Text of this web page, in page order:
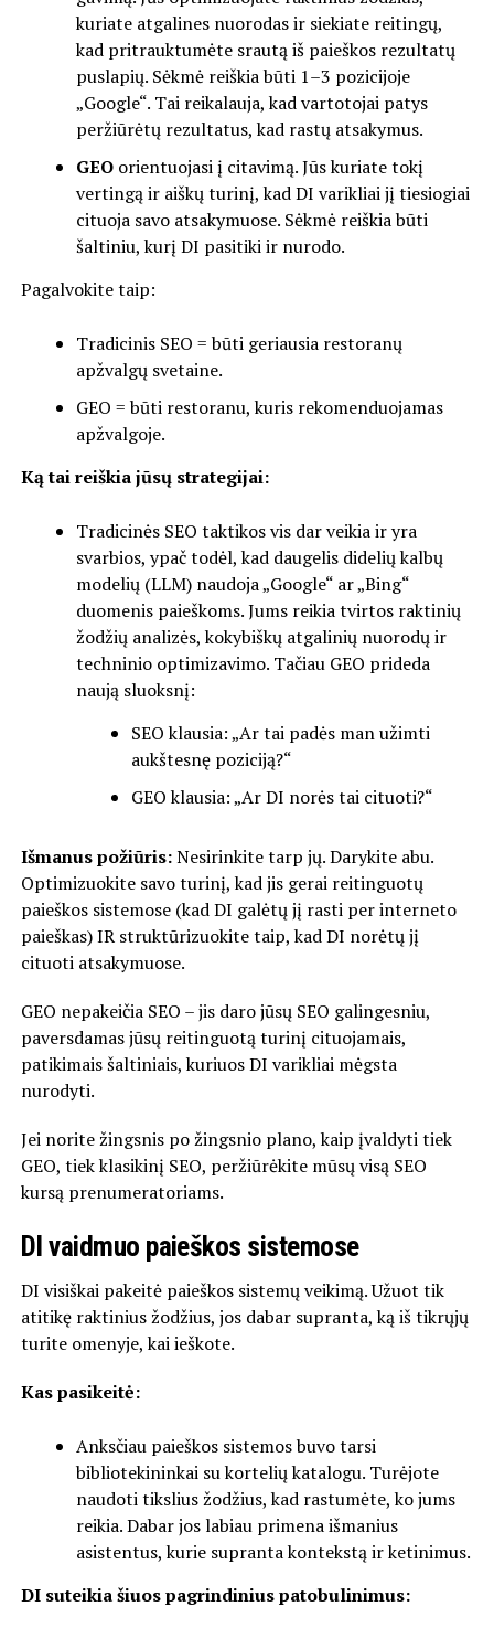
kuriate atgalines nuorodas ir siekiate reitingų,
kad pritrauktumėte srautą iš paieškos rezultatų
puslapių. Sėkmė reiškia būti 1–3 pozicijoje
„Google“. Tai reikalauja, kad vartotojai patys
peržiūrėtų rezultatus, kad rastų atsakymus.
GEOorientuojasi į citavimą. Jūs kuriate tokį
vertingą ir aiškų turinį, kad DI varikliai jį tiesiogiai
cituoja savo atsakymuose. Sėkmė reiškia būti
šaltiniu, kurį DI pasitiki ir nurodo.
Pagalvokite taip:
Tradicinis SEO = būti geriausia restoranų
apžvalgų svetaine.
GEO = būti restoranu, kuris rekomenduojamas
apžvalgoje.
Ką tai reiškia jūsų strategijai:
Tradicinės SEO taktikos vis dar veikia ir yra
svarbios, ypač todėl, kad daugelis didelių kalbų
modelių (LLM) naudoja „Google“ ar „Bing“
duomenis paieškoms. Jums reikia tvirtos raktinių
žodžių analizės, kokybiškų atgalinių nuorodų ir
techninio optimizavimo. Tačiau GEO prideda
naują sluoksnį:
SEO klausia: „Ar tai padės man užimti
aukštesnę poziciją?“
GEO klausia: „Ar DI norės tai cituoti?“
Išmanus požiūris:Nesirinkite tarp jų. Darykite abu.
Optimizuokite savo turinį, kad jis gerai reitinguotų
paieškos sistemose (kad DI galėtų jį rasti per interneto
paieškas) IR struktūrizuokite taip, kad DI norėtų jį
cituoti atsakymuose.
GEO nepakeičia SEO – jis daro jūsų SEO galingesniu,
paversdamas jūsų reitinguotą turinį cituojamais,
patikimais šaltiniais, kuriuos DI varikliai mėgsta
nurodyti.
Jei norite žingsnis po žingsnio plano, kaip įvaldyti tiek
GEO, tiek klasikinį SEO, peržiūrėkite mūsų visą SEO
kursą prenumeratoriams.
DI vaidmuo paieškos sistemose
DI visiškai pakeitė paieškos sistemų veikimą. Užuot tik
atitikę raktinius žodžius, jos dabar supranta, ką iš tikrųjų
turite omenyje, kai ieškote.
Kas pasikeitė:
Anksčiau paieškos sistemos buvo tarsi
bibliotekininkai su kortelių katalogu. Turėjote
naudoti tikslius žodžius, kad rastumėte, ko jums
reikia. Dabar jos labiau primena išmanius
asistentus, kurie supranta kontekstą ir ketinimus.
DI suteikia šiuos pagrindinius patobulinimus: